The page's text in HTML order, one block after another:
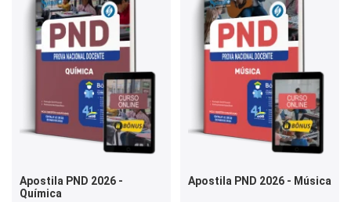
Apostila PND 2026 -
Química
Apostila PND 2026 - Música